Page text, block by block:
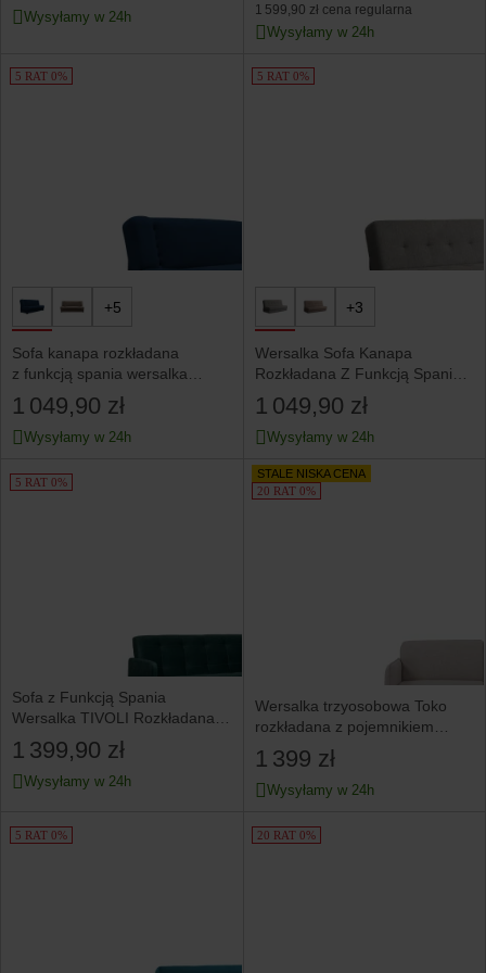
Wysyłamy w 24h 1 599,90 zł cena regularna
Wysyłamy w 24h
5 RAT 0%
+5
Sofa kanapa rozkładana
z funkcją spania wersalka
dwuosobowa granatowa piano
1 049,90 zł
Wysyłamy w 24h
5 RAT 0%
+3
Wersalka Sofa Kanapa
Rozkładana Z Funkcją Spania
Dwuosobowa Szara ARUBA
1 049,90 zł
Wysyłamy w 24h
5 RAT 0%
Sofa z Funkcją Spania
Wersalka TIVOLI Rozkładana
Zielona Welurowa do Salonu
1 399,90 zł
Wysyłamy w 24h
STALE NISKA CENA
20 RAT 0%
Wersalka trzyosobowa Toko
rozkładana z pojemnikiem
szara
1 399 zł
Wysyłamy w 24h
5 RAT 0% 20 RAT 0%